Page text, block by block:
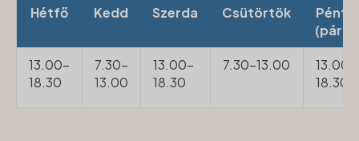
Hétfő Kedd Szerda Csütörtök
13.00-
18.30
7.30-
13.00
13.00-
18.30
7.30-13.00
13.00-
18.30